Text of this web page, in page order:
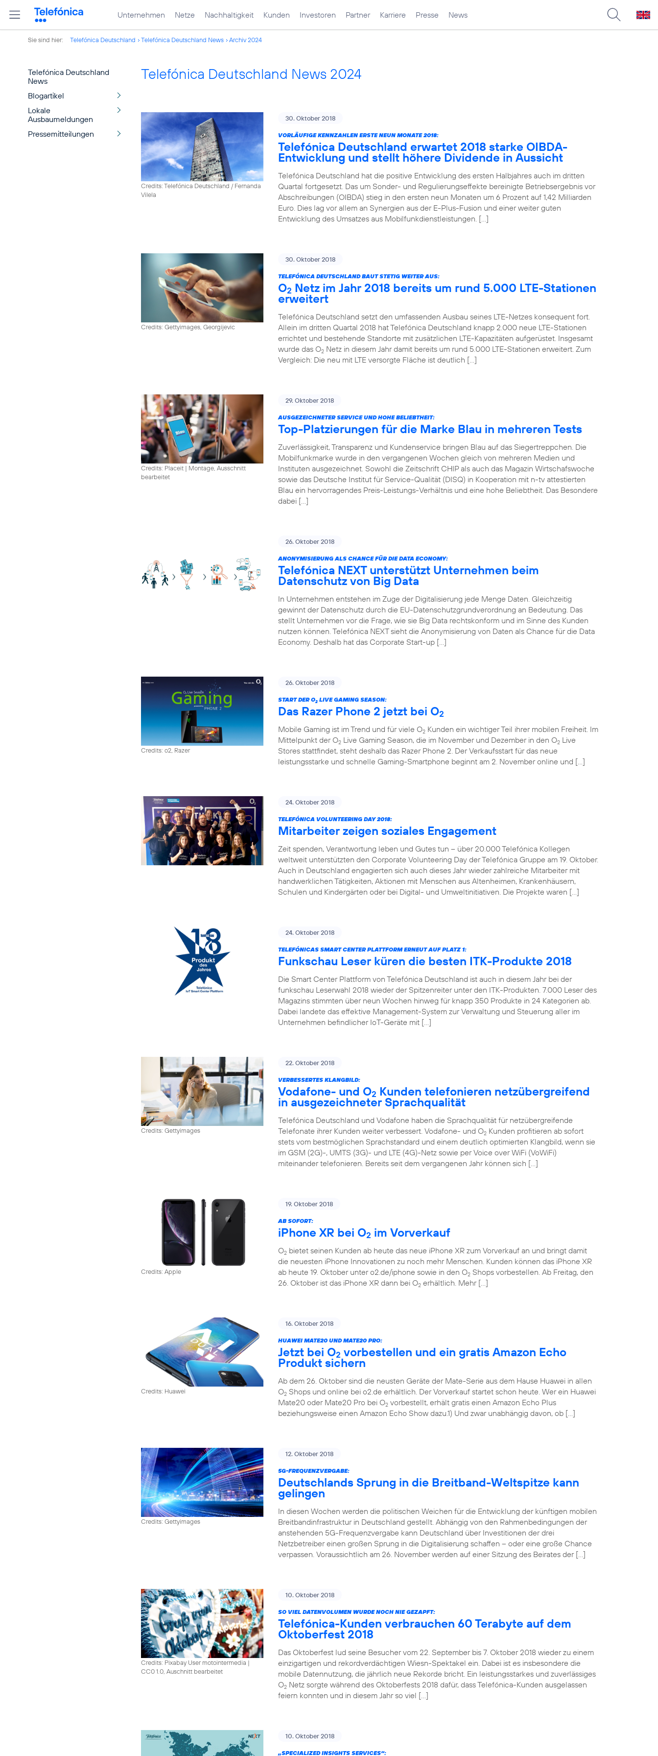
Unternehmen Netze Nachhaltigkeit Kunden Investoren Partner Karriere Presse News
Sie sind hier: Telefónica Deutschland Telefónica Deutschland News Archiv 2024
Telefónica Deutschland
News
Blogartikel
Lokale
Ausbaumeldungen
Pressemitteilungen
Telefónica Deutschland News 2024
Credits: Telefónica Deutschland / Fernanda
Vilela
30. Oktober 2018
VORLÄUFIGE KENNZAHLEN ERSTE NEUN MONATE 2018:
Telefónica Deutschland erwartet 2018 starke OIBDA-
Entwicklung und stellt höhere Dividende in Aussicht
Telefónica Deutschland hat die positive Entwicklung des ersten Halbjahres auch im dritten
Quartal fortgesetzt. Das um Sonder- und Regulierungseffekte bereinigte Betriebsergebnis vor
Abschreibungen (OIBDA) stieg in den ersten neun Monaten um 6 Prozent auf 1,42 Milliarden
Euro. Dies lag vor allem an Synergien aus der E-Plus-Fusion und einer weiter guten
Entwicklung des Umsatzes aus Mobilfunkdienstleistungen. […]
Credits: Gettyimages, Georgijevic
30. Oktober 2018
TELEFÓNICA DEUTSCHLAND BAUT STETIG WEITER AUS:
O2 Netz im Jahr 2018 bereits um rund 5.000 LTE-Stationen
erweitert
Telefónica Deutschland setzt den umfassenden Ausbau seines LTE-Netzes konsequent fort.
Allein im dritten Quartal 2018 hat Telefónica Deutschland knapp 2.000 neue LTE-Stationen
errichtet und bestehende Standorte mit zusätzlichen LTE-Kapazitäten aufgerüstet. Insgesamt
wurde das O2 Netz in diesem Jahr damit bereits um rund 5.000 LTE-Stationen erweitert. Zum
Vergleich: Die neu mit LTE versorgte Fläche ist deutlich […]
Credits: Placeit | Montage, Ausschnitt
bearbeitet
29. Oktober 2018
AUSGEZEICHNETER SERVICE UND HOHE BELIEBTHEIT:
Top-Platzierungen für die Marke Blau in mehreren Tests
Zuverlässigkeit, Transparenz und Kundenservice bringen Blau auf das Siegertreppchen. Die
Mobilfunkmarke wurde in den vergangenen Wochen gleich von mehreren Medien und
Instituten ausgezeichnet. Sowohl die Zeitschrift CHIP als auch das Magazin Wirtschafswoche
sowie das Deutsche Institut für Service-Qualität (DISQ) in Kooperation mit n-tv attestierten
Blau ein hervorragendes Preis-Leistungs-Verhältnis und eine hohe Beliebtheit. Das Besondere
dabei […]
26. Oktober 2018
ANONYMISIERUNG ALS CHANCE FÜR DIE DATA ECONOMY:
Telefónica NEXT unterstützt Unternehmen beim
Datenschutz von Big Data
In Unternehmen entstehen im Zuge der Digitalisierung jede Menge Daten. Gleichzeitig
gewinnt der Datenschutz durch die EU-Datenschutzgrundverordnung an Bedeutung. Das
stellt Unternehmen vor die Frage, wie sie Big Data rechtskonform und im Sinne des Kunden
nutzen können. Telefónica NEXT sieht die Anonymisierung von Daten als Chance für die Data
Economy. Deshalb hat das Corporate Start-up […]
Credits: o2, Razer
26. Oktober 2018
START DER O2 LIVE GAMING SEASON:
Das Razer Phone 2 jetzt bei O2
Mobile Gaming ist im Trend und für viele O2 Kunden ein wichtiger Teil ihrer mobilen Freiheit. Im
Mittelpunkt der O2 Live Gaming Season, die im November und Dezember in den O2 Live
Stores stattfindet, steht deshalb das Razer Phone 2. Der Verkaufsstart für das neue
leistungsstarke und schnelle Gaming-Smartphone beginnt am 2. November online und […]
24. Oktober 2018
TELEFÓNICA VOLUNTEERING DAY 2018:
Mitarbeiter zeigen soziales Engagement
Zeit spenden, Verantwortung leben und Gutes tun – über 20.000 Telefónica Kollegen
weltweit unterstützten den Corporate Volunteering Day der Telefónica Gruppe am 19. Oktober.
Auch in Deutschland engagierten sich auch dieses Jahr wieder zahlreiche Mitarbeiter mit
handwerklichen Tätigkeiten, Aktionen mit Menschen aus Altenheimen, Krankenhäusern,
Schulen und Kindergärten oder bei Digital- und Umweltinitiativen. Die Projekte waren […]
24. Oktober 2018
TELEFÓNICAS SMART CENTER PLATTFORM ERNEUT AUF PLATZ 1:
Funkschau Leser küren die besten ITK-Produkte 2018
Die Smart Center Plattform von Telefónica Deutschland ist auch in diesem Jahr bei der
funkschau Leserwahl 2018 wieder der Spitzenreiter unter den ITK-Produkten. 7.000 Leser des
Magazins stimmten über neun Wochen hinweg für knapp 350 Produkte in 24 Kategorien ab.
Dabei landete das effektive Management-System zur Verwaltung und Steuerung aller im
Unternehmen befindlicher IoT-Geräte mit […]
Credits: Gettyimages
22. Oktober 2018
VERBESSERTES KLANGBILD:
Vodafone- und O2 Kunden telefonieren netzübergreifend
in ausgezeichneter Sprachqualität
Telefónica Deutschland und Vodafone haben die Sprachqualität für netzübergreifende
Telefonate ihrer Kunden weiter verbessert. Vodafone- und O2 Kunden profitieren ab sofort
stets vom bestmöglichen Sprachstandard und einem deutlich optimierten Klangbild, wenn sie
im GSM (2G)-, UMTS (3G)- und LTE (4G)-Netz sowie per Voice over WiFi (VoWiFi)
miteinander telefonieren. Bereits seit dem vergangenen Jahr können sich […]
Credits: Apple
19. Oktober 2018
AB SOFORT:
iPhone XR bei O2 im Vorverkauf
O2 bietet seinen Kunden ab heute das neue iPhone XR zum Vorverkauf an und bringt damit
die neuesten iPhone Innovationen zu noch mehr Menschen. Kunden können das iPhone XR
ab heute 19. Oktober unter o2.de/iphone sowie in den O2 Shops vorbestellen. Ab Freitag, den
26. Oktober ist das iPhone XR dann bei O2 erhältlich. Mehr […]
Credits: Huawei
16. Oktober 2018
HUAWEI MATE20 UND MATE20 PRO:
Jetzt bei O2 vorbestellen und ein gratis Amazon Echo
Produkt sichern
Ab dem 26. Oktober sind die neusten Geräte der Mate-Serie aus dem Hause Huawei in allen
O2 Shops und online bei o2.de erhältlich. Der Vorverkauf startet schon heute. Wer ein Huawei
Mate20 oder Mate20 Pro bei O2 vorbestellt, erhält gratis einen Amazon Echo Plus
beziehungsweise einen Amazon Echo Show dazu.1) Und zwar unabhängig davon, ob […]
Credits: Gettyimages
12. Oktober 2018
5G-FREQUENZVERGABE:
Deutschlands Sprung in die Breitband-Weltspitze kann
gelingen
In diesen Wochen werden die politischen Weichen für die Entwicklung der künftigen mobilen
Breitbandinfrastruktur in Deutschland gestellt. Abhängig von den Rahmenbedingungen der
anstehenden 5G-Frequenzvergabe kann Deutschland über Investitionen der drei
Netzbetreiber einen großen Sprung in die Digitalisierung schaffen – oder eine große Chance
verpassen. Voraussichtlich am 26. November werden auf einer Sitzung des Beirates der […]
Credits: Pixabay User motointermedia |
CC0 1.0, Auschnitt bearbeitet
10. Oktober 2018
SO VIEL DATENVOLUMEN WURDE NOCH NIE GEZAPFT:
Telefónica-Kunden verbrauchen 60 Terabyte auf dem
Oktoberfest 2018
Das Oktoberfest lud seine Besucher vom 22. September bis 7. Oktober 2018 wieder zu einem
einzigartigen und rekordverdächtigen Wiesn-Spektakel ein. Dabei ist es insbesondere die
mobile Datennutzung, die jährlich neue Rekorde bricht. Ein leistungsstarkes und zuverlässiges
O2 Netz sorgte während des Oktoberfests 2018 dafür, dass Telefónica-Kunden ausgelassen
feiern konnten und in diesem Jahr so viel […]
10. Oktober 2018
„SPECIALIZED INSIGHTS SERVICES“: